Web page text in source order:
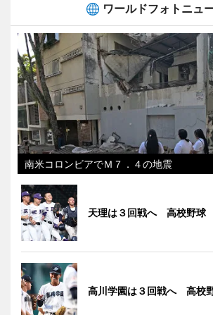
ワールドフォトニュ
南米コロンビアでＭ７．４の地震
天理は３回戦へ 高校野球
高川学園は３回戦へ 高校